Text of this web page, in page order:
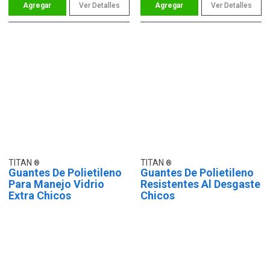
Ver Detalles Ver Detalles
TITAN
Guantes De Polietileno
Para Manejo Vidrio
Extra Chicos
TITAN
Guantes De Polietileno
Resistentes Al Desgaste
Chicos